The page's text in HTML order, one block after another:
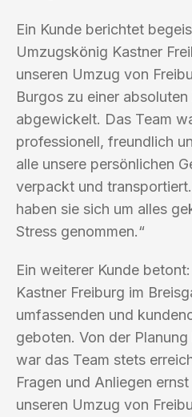
Ein Kunde berichtet
Umzugskönig Kastner
unseren Umzug von
Burgos zu einer
abgewickelt. Das Team
professionell, freundlich
alle unsere persönlichen
verpackt und
haben sie sich um alles
Stress genommen.“
Ein weiterer Kunde
Kastner Freiburg im
umfassenden und
geboten. Von der
war das Team stets
Fragen und Anliegen
unseren Umzug von